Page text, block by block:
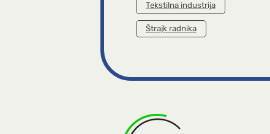
Tekstilna industrija
Štrajk radnika